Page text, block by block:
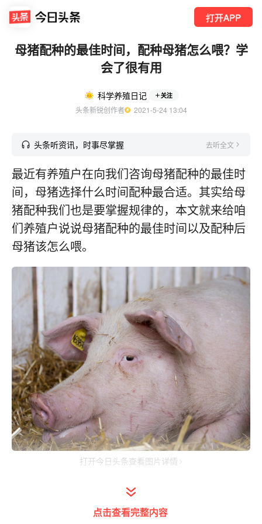
打开APP
母猪配种的最佳时间，配种母猪怎么喂？学
会了很有用
科学养殖日记 关注
头条新锐创作者
  2021-5-24 13:04
头条听资讯，时事尽掌握 去听全文
最近有养殖户在向我们咨询母猪配种的最佳时
间，母猪选择什么时间配种最合适。其实给母
猪配种我们也是要掌握规律的，本文就来给咱
们养殖户说说母猪配种的最佳时间以及配种后
母猪该怎么喂。
打开今日头条查看图片详情
1. 少配晚，老配早，不老不少配中间
这句话描述的是母猪的发情时间，这个配种的
点击查看完整内容